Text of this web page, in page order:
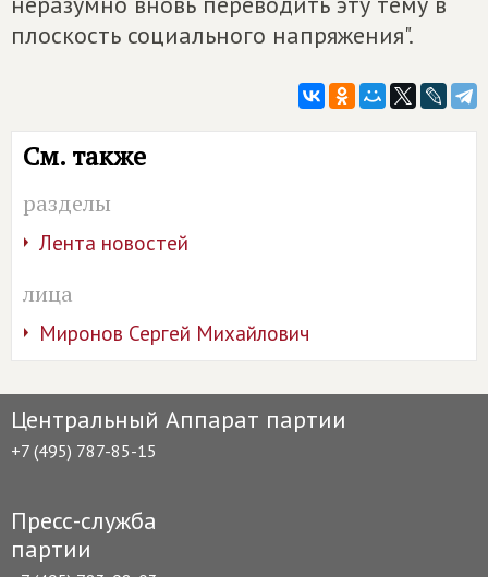
плоскость социального напряжения".
См. также
разделы
Лента новостей
лица
Миронов Сергей Михайлович
Центральный Аппарат партии
+7 (495) 787-85-15
Пресс-служба
партии